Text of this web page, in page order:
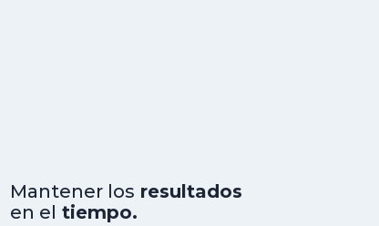
Mantener los resultados
en el tiempo.